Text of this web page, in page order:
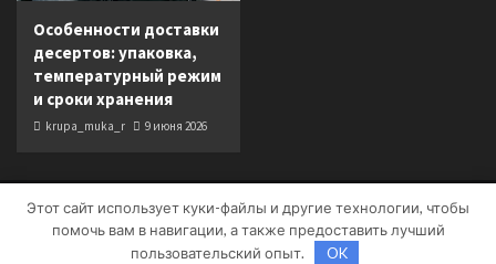
Особенности доставки
десертов: упаковка,
температурный режим
и сроки хранения
krupa_muka_r 9 июня 2026
Copyright © Все права защищены.|CoverNewsот AF
themes.
Этот сайт использует куки-файлы и другие технологии, чтобы
помочь вам в навигации, а также предоставить лучший
пользовательский опыт.
OK